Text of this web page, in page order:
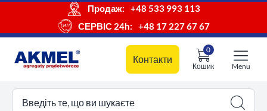
Продаж:
+48 533 993 113
СЕРВІС 24h:
+48 17 227 67 67
Контакти
Кошик
0
кошик
Menu
Введіть те, що ви шукаєте